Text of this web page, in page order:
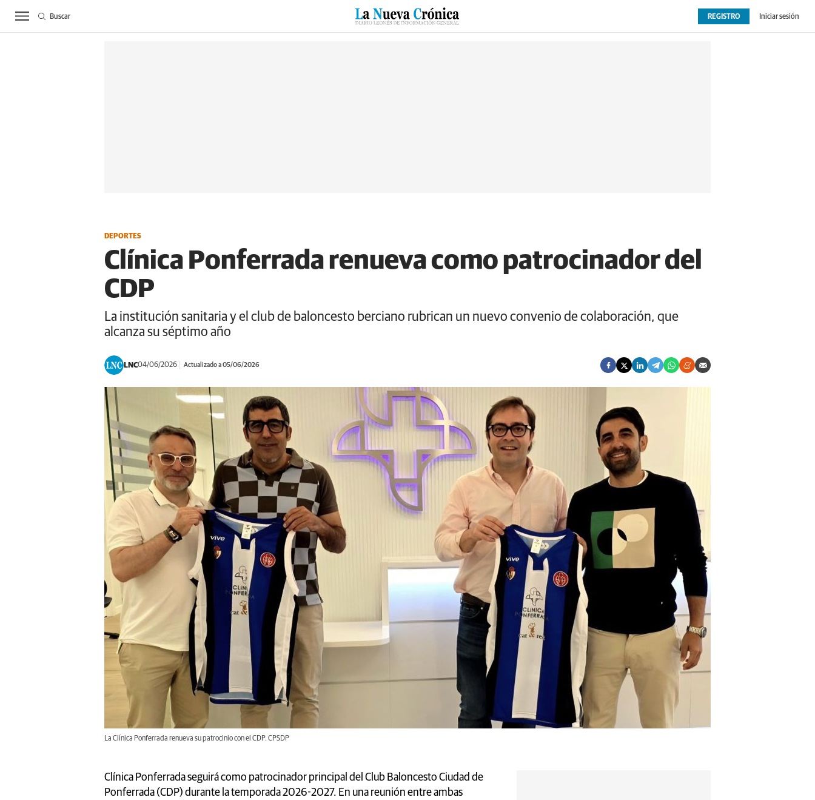
ACTUALIDAD BIERZO SUCESOS CULTURAS ESPECIALES DEPORTES OPINIÓN EXTRAS
REGISTRO Iniciar sesión
Buscar
DEPORTES
Clínica Ponferrada renueva como patrocinador del
CDP
La institución sanitaria y el club de baloncesto berciano rubrican un nuevo convenio de colaboración, que
alcanza su séptimo año
LNC04/06/2026 Actualizado a 05/06/2026
La Clínica Ponferrada renueva su patrocinio con el CDP. CPSDP
Clínica Ponferrada seguirá como patrocinador principal del Club Baloncesto Ciudad de
Ponferrada (CDP) durante la temporada 2026-2027. En una reunión entre ambas